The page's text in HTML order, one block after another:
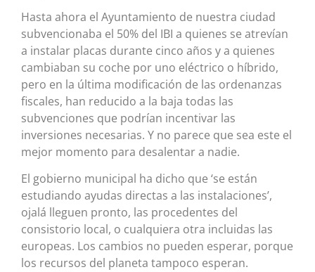
Hasta ahora el Ayuntamiento de nuestra ciudad
subvencionaba el 50% del IBI a quienes se atrevían
a instalar placas durante cinco años y a quienes
cambiaban su coche por uno eléctrico o híbrido,
pero en la última modificación de las ordenanzas
fiscales, han reducido a la baja todas las
subvenciones que podrían incentivar las
inversiones necesarias. Y no parece que sea este el
mejor momento para desalentar a nadie.
El gobierno municipal ha dicho que ‘se están
estudiando ayudas directas a las instalaciones’,
ojalá lleguen pronto, las procedentes del
consistorio local, o cualquiera otra incluidas las
europeas. Los cambios no pueden esperar, porque
los recursos del planeta tampoco esperan.